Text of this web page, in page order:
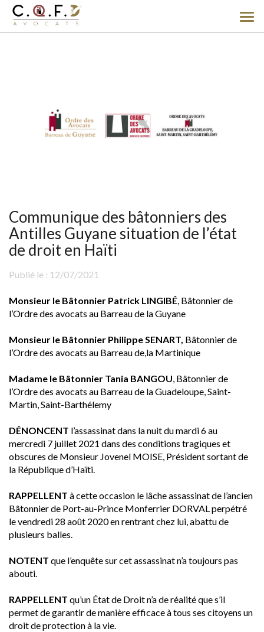
le
Communique des bâtonniers des
Antilles Guyane situation de l’état
de droit en Haïti
Publié le : 12/07/2021
Monsieur le Bâtonnier Patrick LINGIBÉ, Bâtonnier de
l’Ordre des avocats au Barreau de la Guyane
Monsieur le Bâtonnier Philippe SENART, Bâtonnier de
l’Ordre des avocats au Barreau de,la Martinique
Madame le Bâtonnier Tania BANGOU, Bâtonnier de
l’Ordre des avocats au Barreau de la Guadeloupe, Saint-
Martin, Saint-Barthélemy
DÉNONCENT l’assassinat dans la nuit du mardi 6 au
mercredi 7 juillet 2021 dans des conditions tragiques et
obscures de Monsieur Jovenel MOISE, Président sortant de
la République d’Haïti.
RAPPELLENT à cette occasion le lâche assassinat de l’ancien
Bâtonnier de Port-au-Prince Monferrier DORVAL perpétré
le vendredi 28 août 2020 en rentrant chez lui, abattu de
plusieurs balles.
NOTENT que l’enquête sur cet assassinat n’a toujours pas
abouti.
RAPPELLENT qu’un État de Droit n’a de réalité que s’il
permet de garantir de manière efficace à tous ses citoyens un
droit de protection à la vie.